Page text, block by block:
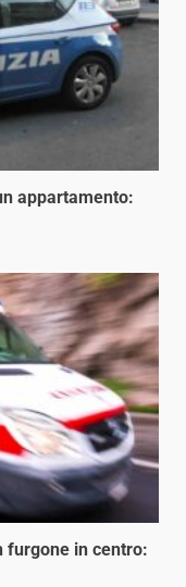
appartamento:
furgone in centro: